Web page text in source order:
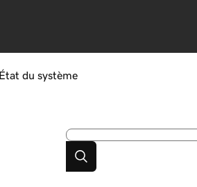
État du système